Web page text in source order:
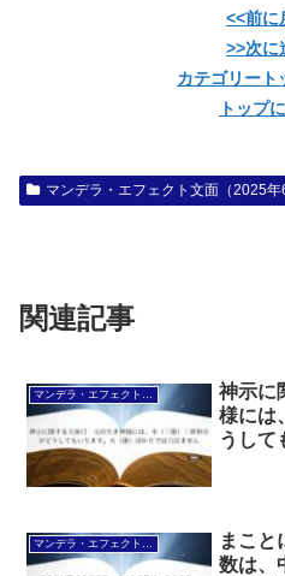
<<前に
>>次に
カテゴリート
トップ
マンデラ・エフェクト文面（2025年
関連記事
マンデラ・エフェクト文面（2025年6月24日～
神示に
様には
うして
マンデラ・エフェクト文面（2025年6月24日～
まこ
数は、